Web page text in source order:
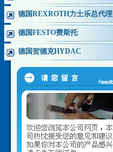
德国REXROTH力士乐总代理
德国FESTO费斯托
德国贺德克HYDAC